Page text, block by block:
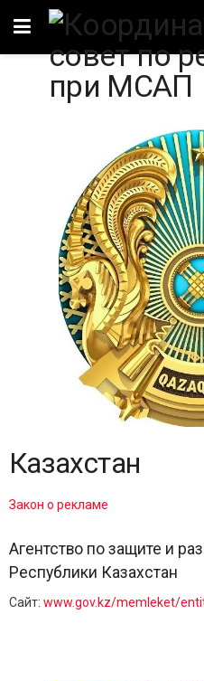
Казахстан
Закон о рекламе
Агентство по защите и
Республики Казахстан
Сайт: www.gov.kz/memleket/